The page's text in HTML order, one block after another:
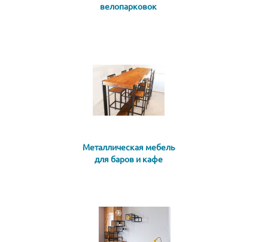
велопарковок
Металлическая мебель
для баров и кафе